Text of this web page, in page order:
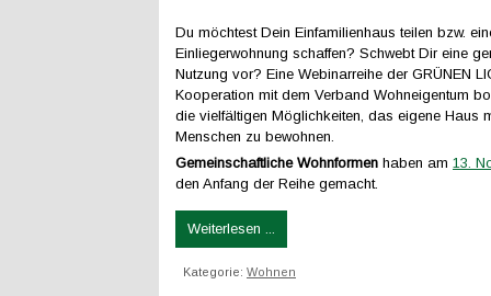
Du möchtest Dein Einfamilienhaus teilen bzw.
Einliegerwohnung schaffen? Schwebt Dir eine
Nutzung vor? Eine Webinarreihe der GRÜNEN
Kooperation mit dem Verband Wohneigentum
die vielfältigen Möglichkeiten, das eigene Haus
Menschen zu bewohnen.
Gemeinschaftliche Wohnformen haben am 13.
den Anfang der Reihe gemacht.
Weiterlesen ...
Kategorie: Wohnen